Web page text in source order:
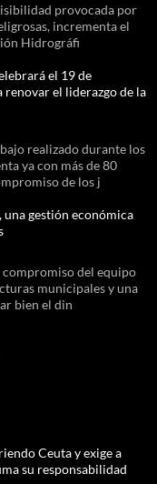
provocada por
incrementa el
Hidrográfi
el 19 de
el liderazgo de la
realizado durante los
ya con más de 80
de los j
gestión económica
compromiso del equipo
municipales y una
bien el din
Ceuta y exige a
su responsabilidad